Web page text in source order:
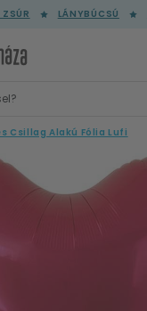
LÁNYBÚCSÚ
Csillag Alakú Fólia Lufi